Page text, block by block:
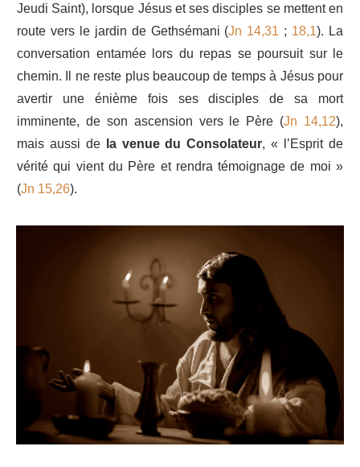
Jeudi Saint), lorsque Jésus et ses disciples se mettent en
route vers le jardin de Gethsémani (Jn 14,31 ; 18,1). La
conversation entamée lors du repas se poursuit sur le
chemin. Il ne reste plus beaucoup de temps à Jésus pour
avertir une énième fois ses disciples de sa mort
imminente, de son ascension vers le Père (Jn 14,12),
mais aussi de
la venue du Consolateur, « l’Esprit de
vérité qui vient du Père et rendra témoignage de moi »
(Jn 15,26).